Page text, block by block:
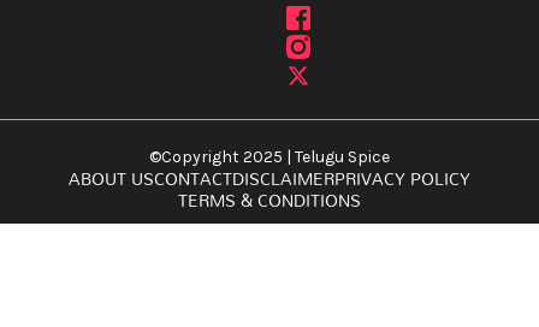
©Copyright 2025 | Telugu Spice
ABOUT USCONTACTDISCLAIMERPRIVACY POLICY
TERMS & CONDITIONS